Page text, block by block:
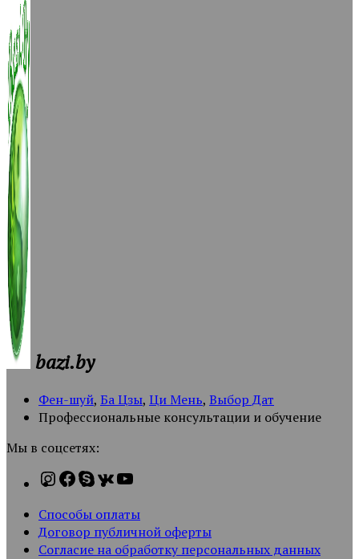
bazi.by
Фен-шуй, Ба Цзы, Ци Мень, Выбор Дат
Профессиональные консультации и обучение
Мы в соцсетях:
Способы оплаты
Договор публичной оферты
Согласие на обработку персональных данных